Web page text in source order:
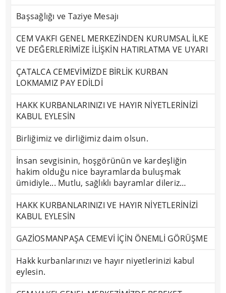
Başsağlığı ve Taziye Mesajı
CEM VAKFI GENEL MERKEZİNDEN KURUMSAL İLKE
VE DEĞERLERİMİZE İLİŞKİN HATIRLATMA VE UYARI
ÇATALCA CEMEVİMİZDE BİRLİK KURBAN
LOKMAMIZ PAY EDİLDİ
HAKK KURBANLARINIZI VE HAYIR NİYETLERİNİZİ
KABUL EYLESİN
Birliğimiz ve dirliğimiz daim olsun.
İnsan sevgisinin, hoşgörünün ve kardeşliğin
hakim olduğu nice bayramlarda buluşmak
ümidiyle... Mutlu, sağlıklı bayramlar dileriz…
HAKK KURBANLARINIZI VE HAYIR NİYETLERİNİZİ
KABUL EYLESİN
GAZİOSMANPAŞA CEMEVİ İÇİN ÖNEMLİ GÖRÜŞME
Hakk kurbanlarınızı ve hayır niyetlerinizi kabul
eylesin.